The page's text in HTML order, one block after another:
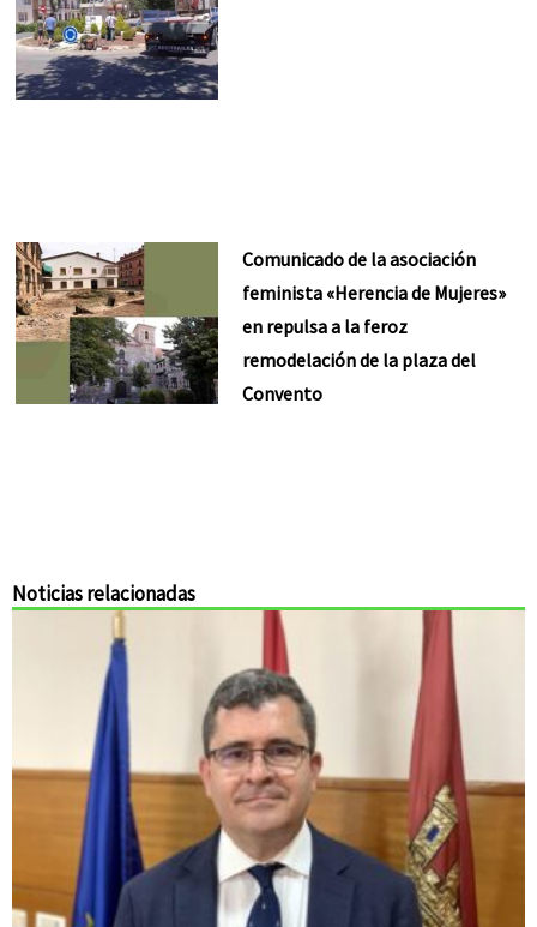
Comunicado de la asociación
feminista «Herencia de Mujeres»
en repulsa a la feroz
remodelación de la plaza del
Convento
Noticias relacionadas